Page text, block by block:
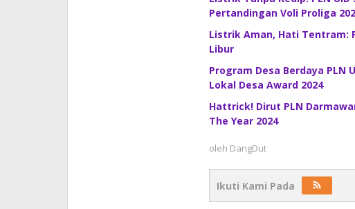
Pertandingan Voli Proliga
Listrik Aman, Hati Tentram:
Libur
Program Desa Berdaya PLN
Lokal Desa Award 2024
Hattrick! Dirut PLN
The Year 2024
oleh DangDut
Ikuti Kami Pada